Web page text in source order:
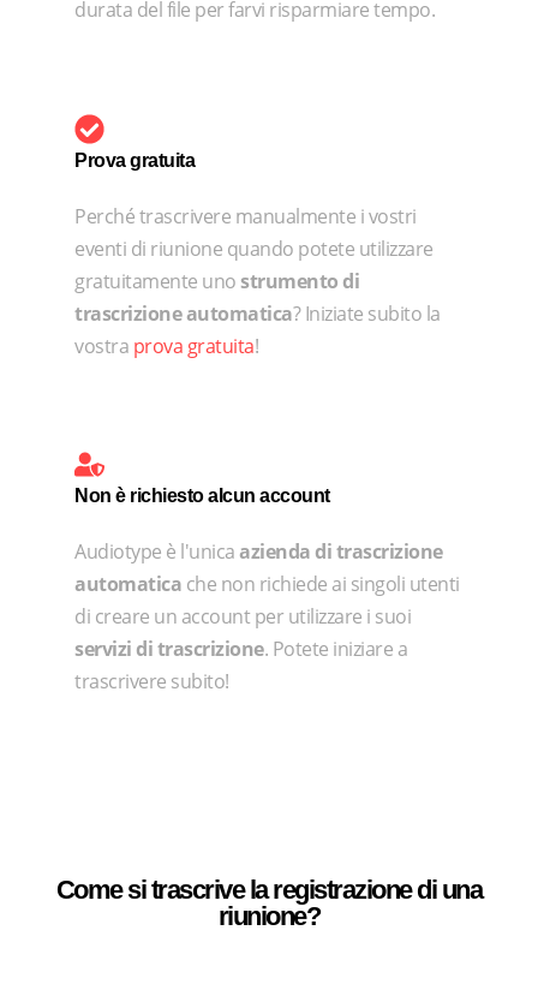
durata del file per farvi risparmiare tempo.
Prova gratuita
Perché trascrivere manualmente i vostri
eventi di riunione quando potete utilizzare
gratuitamente unostrumento di
trascrizione automatica? Iniziate subito la
vostra prova gratuita!
Non è richiesto alcun account
Audiotype è l'unicaazienda di trascrizione
automatica che non richiede ai singoli utenti
di creare un account per utilizzare i suoi
servizi di trascrizione. Potete iniziare a
trascrivere subito!
Come si trascrive la registrazione di una
riunione?